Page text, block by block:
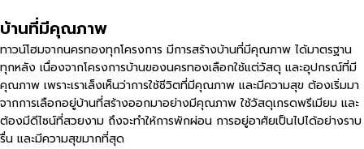
บ้านที่มีคุณภาพ
ทาวน์โฮมจากนครทองทุกโครงการ มีการสร้างบ้านที่มีคุณภาพ ได้มาตรฐาน
ทุกหลัง เนื่องจากโครงการบ้านของนครทองเลือกใช้แต่วัสดุ และอุปกรณ์ที่มี
คุณภาพ เพราะเราเล็งเห็นว่าการใช้ชีวิตที่มีคุณภาพ และมีความสุข ต้องเริ่มมา
จากการเลือกอยู่บ้านที่สร้างออกมาอย่างมีคุณภาพ ใช้วัสดุเกรดพรีเมียม และ
ต้องมีดีไซน์ที่สวยงาม ถึงจะทำให้การพักผ่อน การอยู่อาศัยเป็นไปได้อย่างราบ
รื่น และมีความสุขมากที่สุด